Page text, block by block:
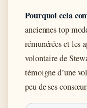
Pourquoi cela
anciennes top
rémunérées et les
volontaire de
témoigne d’une
peu de ses